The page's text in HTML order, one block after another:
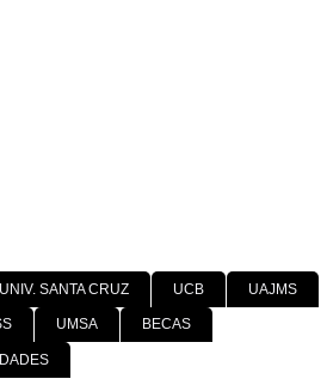
UNIV. SANTA CRUZ UCB UAJMS
UMSA BECAS